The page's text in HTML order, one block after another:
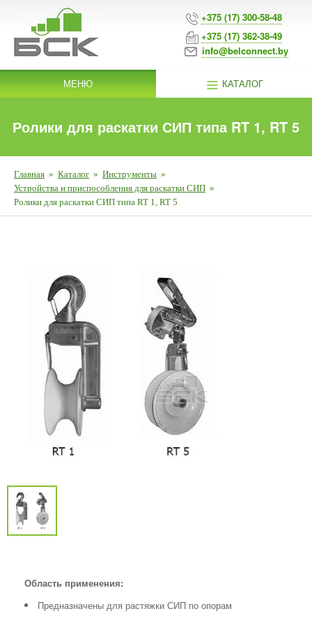
+375 (17) 300-58-48
+375 (17) 362-38-49
info@belconnect.by
МЕНЮ КАТАЛОГ
Ролики для раскатки СИП типа RT 1, RT 5
Главная » Каталог » Инструменты »
Устройства и приспособления для раскатки СИП »
Ролики для раскатки СИП типа RT 1, RT 5
Область применения:
Предназначены для растяжки СИП по опорам